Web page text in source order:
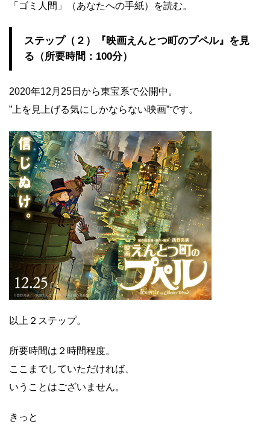
「ゴミ人間」（あなたへの手紙）を読む。
ステップ（２）『映画えんとつ町のプペル』を見
る（所要時間：100分）
2020年12月25日から東宝系で公開中。
”上を見上げる気にしかならない映画”です。
以上２ステップ。
所要時間は２時間程度。
ここまでしていただければ、
いうことはございません。
きっと